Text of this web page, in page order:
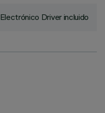
Electrónico Driver incluido